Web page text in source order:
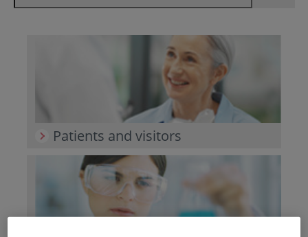
Patients and visitors